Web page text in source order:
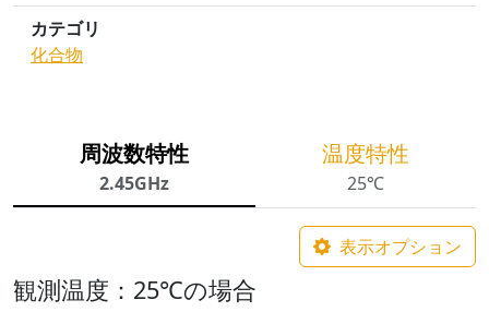
カテゴリ
化合物
周波数特性
2.45GHz
温度特性
25℃
表示オプション
観測温度：25℃の場合